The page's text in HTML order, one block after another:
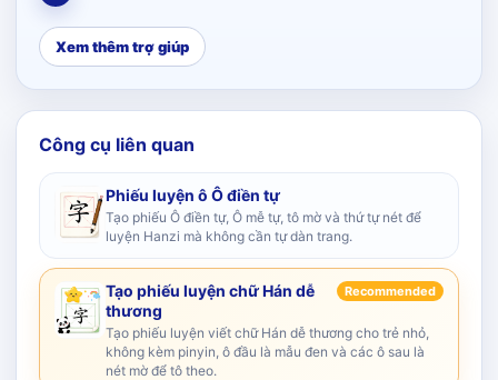
Xem thêm trợ giúp
Công cụ liên quan
Phiếu luyện ô Ô điền tự
Tạo phiếu Ô điền tự, Ô mễ tự, tô mờ và thứ tự nét để
luyện Hanzi mà không cần tự dàn trang.
Tạo phiếu luyện chữ Hán dễ
thương
Recommended
Tạo phiếu luyện viết chữ Hán dễ thương cho trẻ nhỏ,
không kèm pinyin, ô đầu là mẫu đen và các ô sau là
nét mờ để tô theo.